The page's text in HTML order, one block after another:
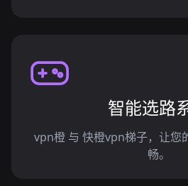
智能选路
vpn橙 与 快橙vpn梯子，让您
畅。